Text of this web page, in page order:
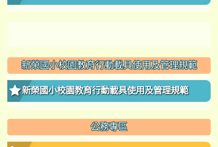
新榮國小校園教育行動載具使用及管理規範
新榮國小校園教育行動載具使用及管理規範
公務專區